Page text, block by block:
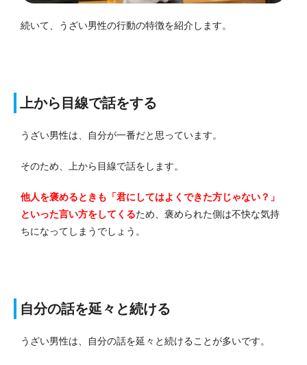
続いて、うざい男性の行動の特徴を紹介します。
上から目線で話をする
うざい男性は、自分が一番だと思っています。
そのため、上から目線で話をします。
他人を褒めるときも「君にしてはよくできた方じゃない？」
といった言い方をしてくるため、褒められた側は不快な気持
ちになってしまうでしょう。
自分の話を延々と続ける
うざい男性は、自分の話を延々と続けることが多いです。